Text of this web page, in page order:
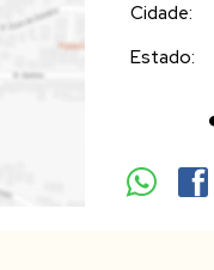
Cidade:
Estado: